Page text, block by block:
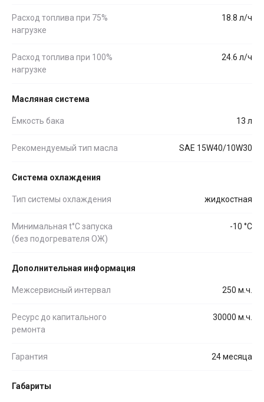
Расход топлива при 75%
нагрузке
18.8 л/ч
Расход топлива при 100%
нагрузке
24.6 л/ч
Масляная система
Ёмкость бака 13 л
Рекомендуемый тип масла SAE 15W40/10W30
Система охлаждения
Тип системы охлаждения жидкостная
Минимальная t°С запуска
(без подогревателя ОЖ)
-10 °С
Дополнительная информация
Межсервисный интервал 250 м.ч.
Ресурс до капитального
ремонта
30000 м.ч.
Гарантия 24 месяца
Габариты